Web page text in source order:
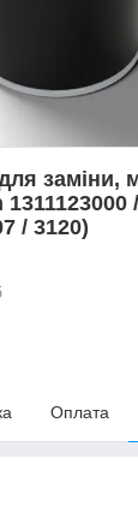
заміни,
/ 3120)
Оплата